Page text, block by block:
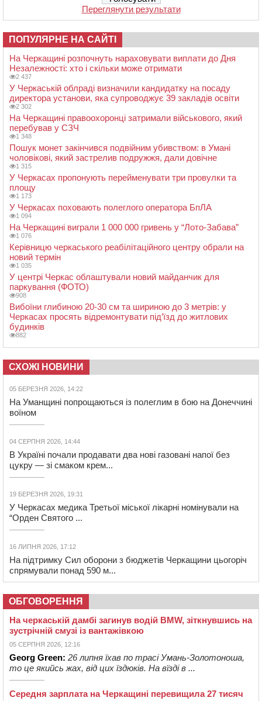
Переглянути результати
ПОПУЛЯРНЕ НА САЙТІ
На Черкащині розпочнуть нараховувати виплати до Дня
Незалежності: хто і скільки може отримати
2 437
У Черкаській облраді визначили кандидатку на посаду
директора установи, яка супроводжує 39 закладів освіти
2 302
На Черкащині правоохоронці затримали військового, який
перебував у СЗЧ
1 348
Пошук монет закінчився подвійним убивством: в Умані
чоловікові, який застрелив подружжя, дали довічне
1 315
У Черкасах пропонують перейменувати три провулки та
площу
1 173
У Черкасах поховають полеглого оператора БпЛА
1 094
На Черкащині виграли 1 000 000 гривень у “Лото-Забава”
1 076
Керівницю черкаського реабілітаційного центру обрали на
новий термін
1 035
У центрі Черкас облаштували новий майданчик для
паркування (ФОТО)
908
Вибоїни глибиною 20-30 см та шириною до 3 метрів: у
Черкасах просять відремонтувати під’їзд до житлових
будинків
882
СХОЖІ НОВИНИ
05 БЕРЕЗНЯ 2026, 14:22
На Уманщині попрощаються із полеглим в бою на Донеччині
воїном
04 СЕРПНЯ 2026, 14:44
В Україні почали продавати два нові газовані напої без
цукру — зі смаком крем...
19 БЕРЕЗНЯ 2026, 19:31
У Черкасах медика Третьої міської лікарні номінували на
“Орден Святого ...
16 ЛИПНЯ 2026, 17:12
На підтримку Сил оборони з бюджетів Черкащини цьогоріч
спрямували понад 590 м...
ОБГОВОРЕННЯ
На черкаській дамбі загинув водій BMW, зіткнувшись на
зустрічній смузі із вантажівкою
05 СЕРПНЯ 2026, 12:16
Georg Green: 26 липня їхав по трасі Умань-Золотоноша,
то це якийсь жах, від цих їздюків. На вїзді в ...
Середня зарплата на Черкащині перевищила 27 тисяч